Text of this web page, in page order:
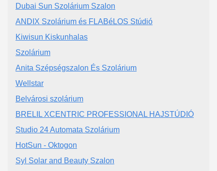
Dubai Sun Szolárium Szalon
ANDIX Szolárium és FLABéLOS Stúdió
Kiwisun Kiskunhalas
Szolárium
Anita Szépségszalon És Szolárium
Wellstar
Belvárosi szolárium
BRELIL XCENTRIC PROFESSIONAL HAJSTÚDIÓ
Studio 24 Automata Szolárium
HotSun - Oktogon
Syl Solar and Beauty Szalon